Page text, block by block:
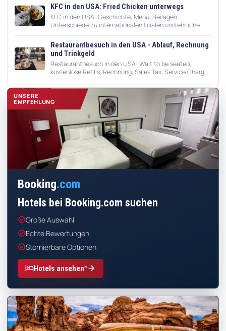
KFC in den USA: Fried Chicken unterwegs
KFC in den USA: Geschichte, Menü, Beilagen,
Unterschiede zu internationalen Filialen und ehrliche
Restaurantbesuch in den USA - Ablauf, Rechnung
und Trinkgeld
Restaurantbesuch in den USA: Wait to be seated,
kostenlose Refills, Rechnung, Sales Tax, Service Charge,
UNSERE
EMPFEHLUNG
Booking.com
Hotels bei Booking.com suchen
check_circleGroße Auswahl
check_circleEchte Bewertungen
check_circleStornierbare Optionen
hotelHotels ansehen*arrow_forward